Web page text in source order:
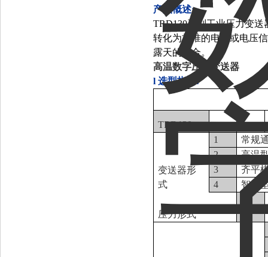
产品概述:
TRD130系列工业压力变
转化为标准的电流或电压
露天的场合。
高温数字压力变送器
l 选型指南:
TRD130 □ □
变送器形
式
1
常规
2
高温
3
齐平
4
智能
压力形式